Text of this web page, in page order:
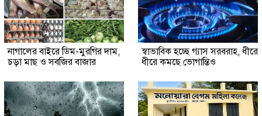
নাগালের বাইরে ডিম-মুরগির দাম,
চড়া মাছ ও সবজির বাজার
স্বাভাবিক হচ্ছে গ্যাস সরবরাহ, ধীরে
ধীরে কমছে ভোগান্তিও